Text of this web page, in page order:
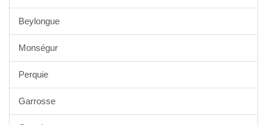
Beylongue
Monségur
Perquie
Garrosse